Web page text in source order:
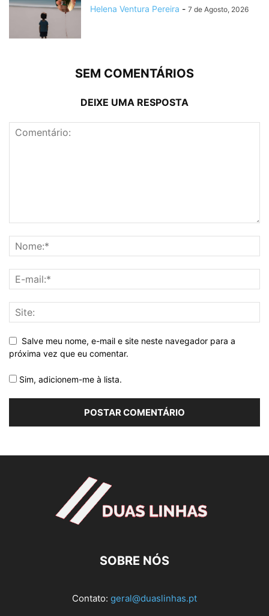
Helena Ventura Pereira - 7 de Agosto, 2026
SEM COMENTÁRIOS
DEIXE UMA RESPOSTA
Salve meu nome, e-mail e site neste navegador para a
próxima vez que eu comentar.
Sim, adicionem-me à lista.
SOBRE NÓS
Contato: geral@duaslinhas.pt